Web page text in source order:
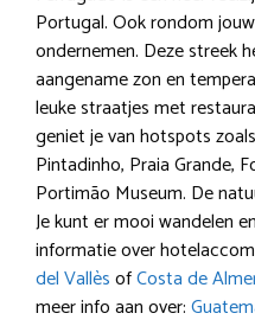
Portugal. Ook rondom
ondernemen. Deze streek
aangename zon en
leuke straatjes met
geniet je van hotspots
Pintadinho, Praia Grande,
Portimão Museum. De
Je kunt er mooi wandelen
informatie over
del VallèsofCosta de
meer info aan over: